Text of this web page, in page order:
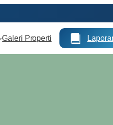
Galeri Properti